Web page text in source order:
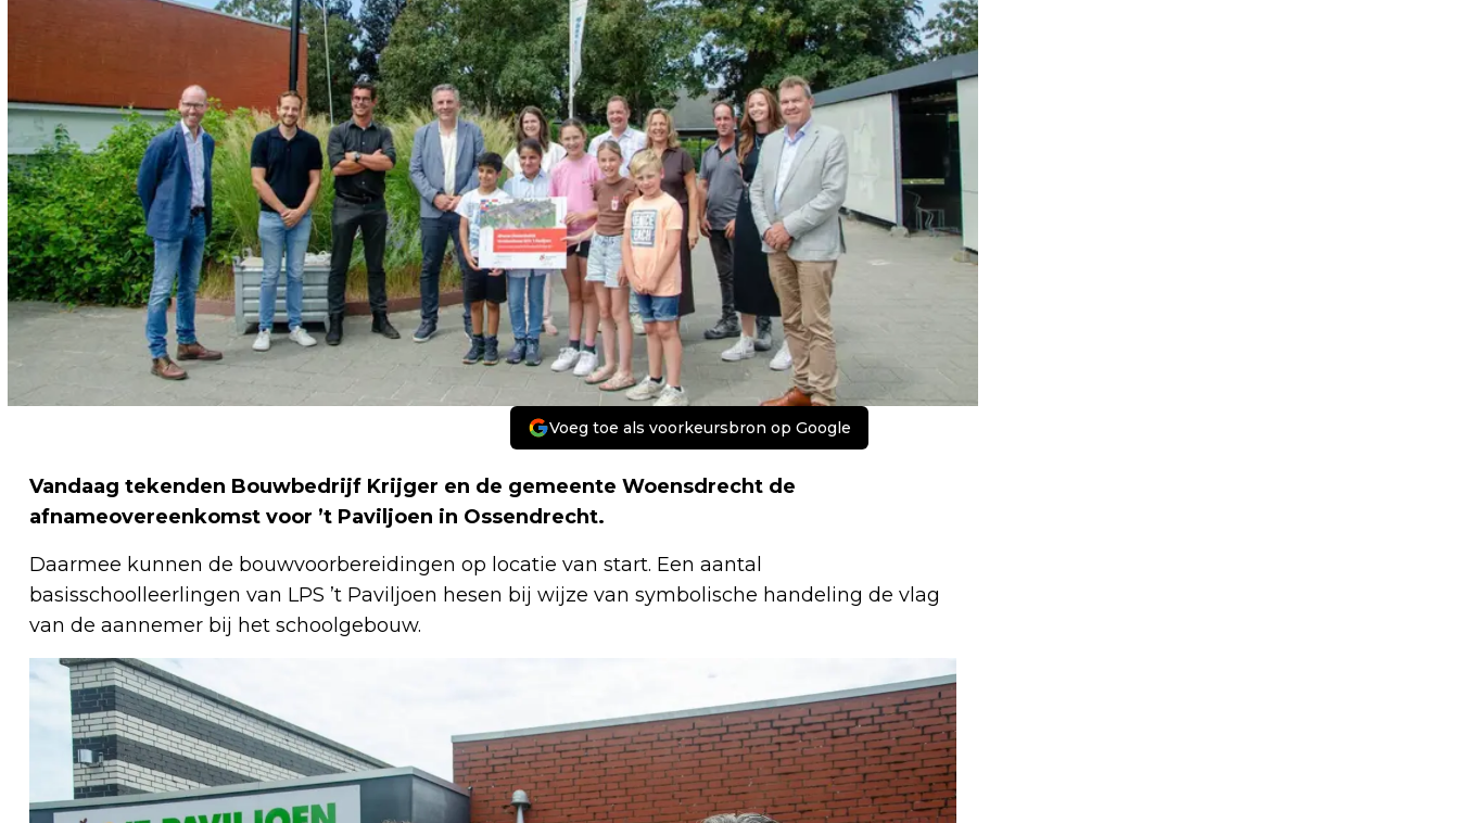
Voeg toe als voorkeursbron op Google
Vandaag tekenden Bouwbedrijf Krijger en de gemeente Woensdrecht de
afnameovereenkomst voor ’t Paviljoen in Ossendrecht.
Daarmee kunnen de bouwvoorbereidingen op locatie van start. Een aantal
basisschoolleerlingen van LPS ’t Paviljoen hesen bij wijze van symbolische handeling de vlag
van de aannemer bij het schoolgebouw.